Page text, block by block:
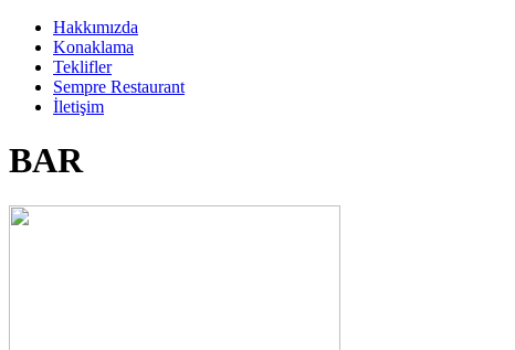
Hakkımızda
Konaklama
Teklifler
Sempre Restaurant
İletişim
BAR